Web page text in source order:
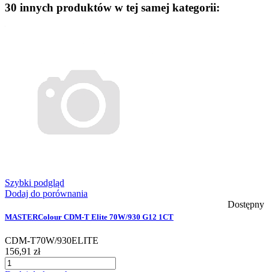
30 innych produktów w tej samej kategorii:
Szybki podgląd
Dodaj do porównania
Dostępny
MASTERColour CDM-T Elite 70W/930 G12 1CT
CDM-T70W/930ELITE
156,91 zł